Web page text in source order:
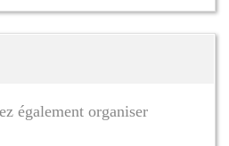
également organiser